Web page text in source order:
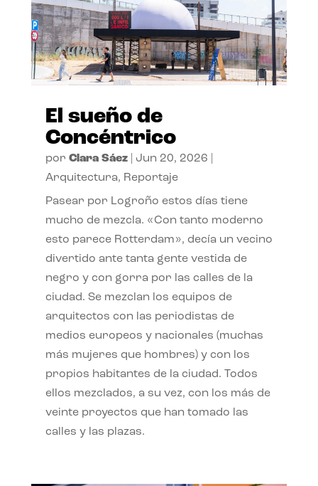
El sueño de
Concéntrico
por Clara Sáez| Jun 20, 2026
Arquitectura, Reportaje
Pasear por Logroño estos días tiene
mucho de mezcla. «Con tanto moderno
esto parece Rotterdam», decía un vecino
divertido ante tanta gente vestida de
negro y con gorra por las calles de la
ciudad. Se mezclan los equipos de
arquitectos con las periodistas de
medios europeos y nacionales (muchas
más mujeres que hombres) y con los
propios habitantes de la ciudad. Todos
ellos mezclados, a su vez, con los más de
veinte proyectos que han tomado las
calles y las plazas.